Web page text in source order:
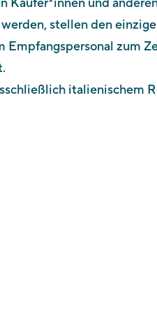
stellen den
Empfangspersonal zum
italienischem